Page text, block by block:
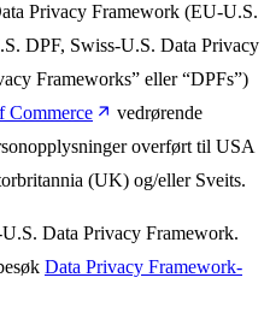
Privacy Framework (EU-U.S.
DPF, Swiss-U.S. Data Privacy
Frameworks” eller “DPFs”)
Commerce
vedrørende
overført til USA
(UK) og/eller Sveits.
Data Privacy Framework.
Data Privacy Framework-